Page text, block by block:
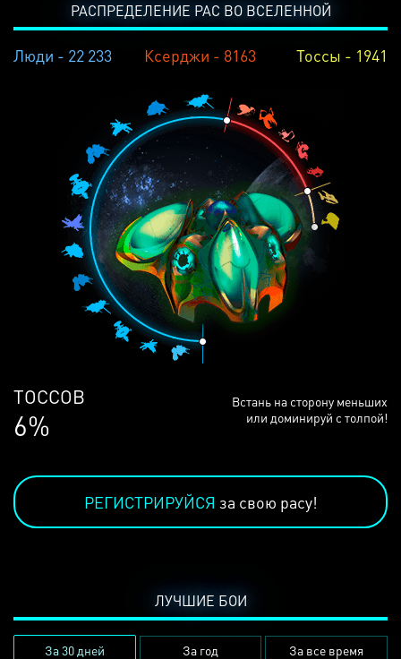
РАСПРЕДЕЛЕНИЕ РАС ВО ВСЕЛЕННОЙ
Люди - 22 233 Ксерджи - 8163 Тоссы - 1941
ЛЮДЕЙ
68%
Встань на сторону меньших
или доминируй с толпой!
РЕГИСТРИРУЙСЯ за свою расу!
ЛУЧШИЕ БОИ
За 30 дней За год За все время